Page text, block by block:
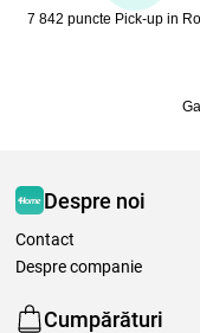
7 842 puncte Pick-up in
Despre noi
Contact
Despre companie
Cumpărături